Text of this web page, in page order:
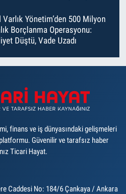
Varlık Yönetim’den 500 Milyon
Borçlanma Operasyonu:
Düştü, Vade Uzadı
finans ve iş dünyasındaki gelişmeleri
Güvenilir ve tarafsız haber
Ticari Hayat.
Caddesi No: 184/6 Çankaya / Ankara